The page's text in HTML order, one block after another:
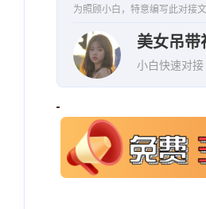
为照顾小白，特意编写此对接
美女吊带
小白快速对